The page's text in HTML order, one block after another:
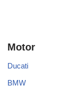
Motor
Ducati
BMW